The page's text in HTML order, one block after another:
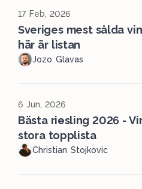
17 Feb, 2026
Sveriges mest sålda
här är listan
Jozo Glavas
6 Jun, 2026
Bästa riesling 2026 -
stora topplista
Christian Stojkovic